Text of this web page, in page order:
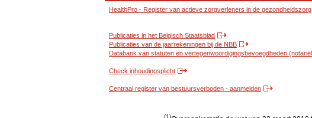
HealthPro - Register van actieve zorgverleners in de gezondheidszorg
Publicaties in het Belgisch Staatsblad
Publicaties van de jaarrekeningen bij de NBB
Databank van statuten en vertegenwoordigingsbevoegdheden
Check inhoudingsplicht
Centraal register van bestuursverboden - aanmelden